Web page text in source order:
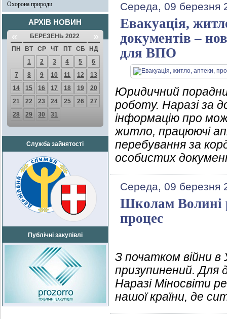
Охорона природи
АРХІВ НОВИН
« БЕРЕЗЕНЬ 2022 »
ПН ВТ СР ЧТ ПТ СБ
НД
1
2 3 4 5
6
7
8 9 10 11 12
13
14
15 16 17 18 19
20
21
22 23 24 25 26
27
28
29 30 31
Служба зайнятості
Публічні закупівлі
Середа, 09 березня
Евакуація,
документів –
для ВПО
Юридичний
роботу. Наразі за
інформацію про
житло, працюючі
перебування за
особистих
Середа, 09 березня
Школам Волині
процес
З початком війни в
призупинений. Для
Наразі Міносвіти
нашої країни, де